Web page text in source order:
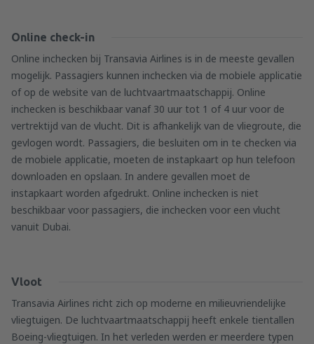
Online check-in
Online inchecken bij Transavia Airlines is in de meeste gevallen
mogelijk. Passagiers kunnen inchecken via de mobiele applicatie
of op de website van de luchtvaartmaatschappij. Online
inchecken is beschikbaar vanaf 30 uur tot 1 of 4 uur voor de
vertrektijd van de vlucht. Dit is afhankelijk van de vliegroute, die
gevlogen wordt. Passagiers, die besluiten om in te checken via
de mobiele applicatie, moeten de instapkaart op hun telefoon
downloaden en opslaan. In andere gevallen moet de
instapkaart worden afgedrukt. Online inchecken is niet
beschikbaar voor passagiers, die inchecken voor een vlucht
vanuit Dubai.
Vloot
Transavia Airlines richt zich op moderne en milieuvriendelijke
vliegtuigen. De luchtvaartmaatschappij heeft enkele tientallen
Boeing-vliegtuigen. In het verleden werden er meerdere typen